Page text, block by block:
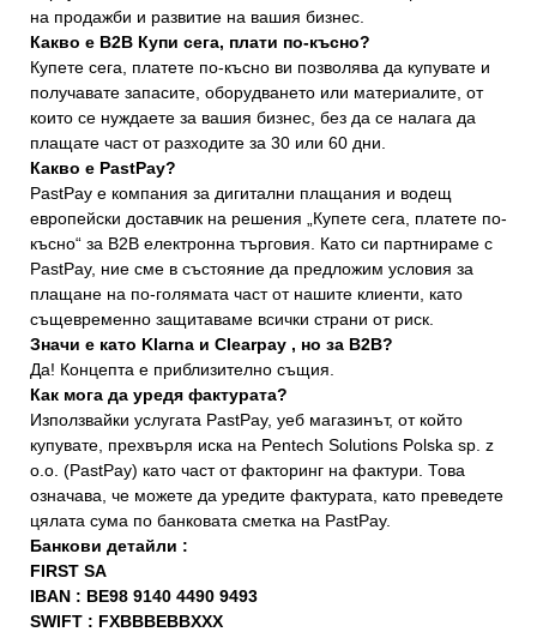
на продажби и развитие на вашия бизнес.
Какво е B2B Купи сега, плати по-късно?
Купете сега, платете по-късно ви позволява да купувате и
получавате запасите, оборудването или материалите, от
които се нуждаете за вашия бизнес, без да се налага да
плащате част от разходите за 30 или 60 дни.
Какво е PastPay?
PastPay е компания за дигитални плащания и водещ
европейски доставчик на решения „Купете сега, платете по-
късно“ за B2B електронна търговия. Като си партнираме с
PastPay, ние сме в състояние да предложим условия за
плащане на по-голямата част от нашите клиенти, като
същевременно защитаваме всички страни от риск.
Значи е като Klarna и Clearpay , но за B2B?
Да! Концепта е приблизително същия.
Как мога да уредя фактурата?
Използвайки услугата PastPay, уеб магазинът, от който
купувате, прехвърля иска на Pentech Solutions Polska sp. z
o.o. (PastPay) като част от факторинг на фактури. Това
означава, че можете да уредите фактурата, като преведете
цялата сума по банковата сметка на PastPay.
Банкови детайли :
FIRST SA
IBAN : BE98 9140 4490 9493
SWIFT : FXBBBEBBXXX